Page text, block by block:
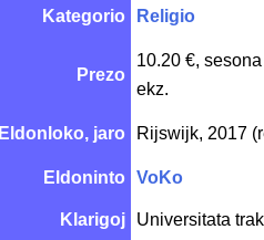
Kategorio Religio
Prezo
10.20 €,
ekz.
Eldonloko, jaro Rijswijk, 2017
Eldoninto VoKo
Klarigoj Universitata